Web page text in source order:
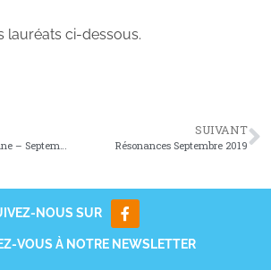
lauréats ci-dessous.
Sortir en Tarn-et-Garonne – Septembre 2019
SUIVANT
Résonances Septembre 2019
NOUS SUR
VOUS À NOTRE NEWSLETTER